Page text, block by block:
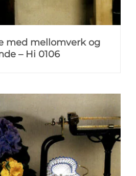
med mellomverk og
– Hi 0106